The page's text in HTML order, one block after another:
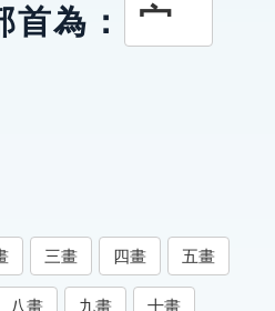
為： 宀
三畫 四畫 五畫
八畫 九畫 十畫